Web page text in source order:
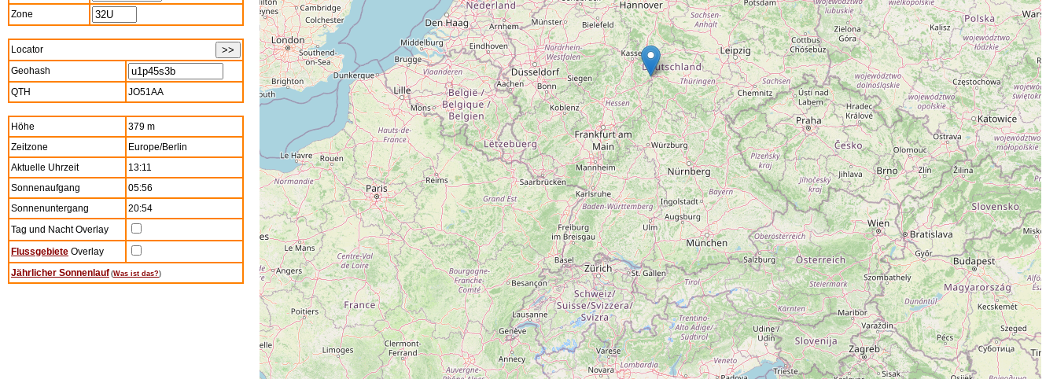
Zone
Locator
Geohash
QTH
JO51AA
Höhe
379 m
Zeitzone
Europe/Berlin
Aktuelle Uhrzeit
13:11
Sonnenaufgang
05:56
Sonnenuntergang
20:54
Tag und Nacht Overlay
Flussgebiete Overlay
Jährlicher Sonnenlauf (Was ist das?)